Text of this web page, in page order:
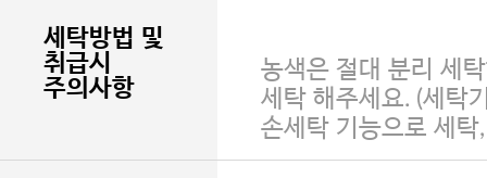
세탁방법 및
취급시
주의사항
농색은 절대 분리 세
세탁 해주세요. (세탁
손세탁 기능으로 세탁